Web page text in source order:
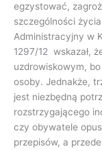
egzystować,
szczególności
Administracyjny w
1297/12 wskazał,
uzdrowiskowym,
osoby. Jednakże,
jest niezbędną
rozstrzygającego
czy obywatele
przepisów, a